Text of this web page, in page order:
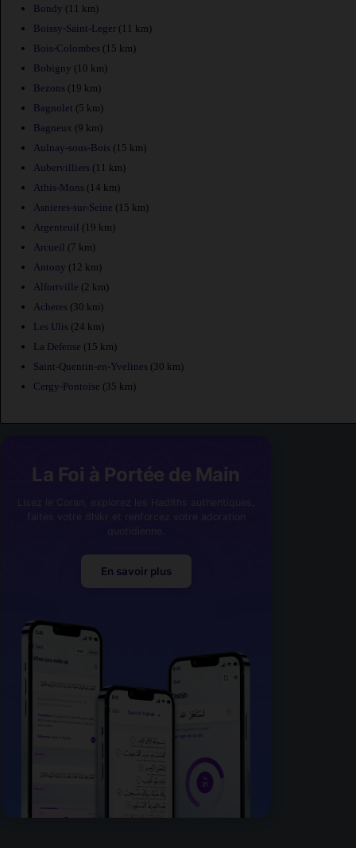
Bondy (11 km)
Boissy-Saint-Leger (11 km)
Bois-Colombes (15 km)
Bobigny (10 km)
Bezons (19 km)
Bagnolet (5 km)
Bagneux (9 km)
Aulnay-sous-Bois (15 km)
Aubervilliers (11 km)
Athis-Mons (14 km)
Asnieres-sur-Seine (15 km)
Argenteuil (19 km)
Arcueil (7 km)
Antony (12 km)
Alfortville (2 km)
Acheres (30 km)
Les Ulis (24 km)
La Defense (15 km)
Saint-Quentin-en-Yvelines (30 km)
Cergy-Pontoise (35 km)
La Foi à Portée de Main
En savoir plus